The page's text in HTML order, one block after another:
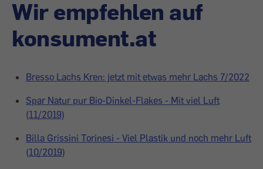
Wir empfehlen auf
konsument.at
Bresso Lachs Kren: jetzt mit etwas mehr Lachs 7/2022
Spar Natur pur Bio-Dinkel-Flakes - Mit viel Luft
(11/2019)
Billa Grissini Torinesi - Viel Plastik und noch mehr Luft
(10/2019)